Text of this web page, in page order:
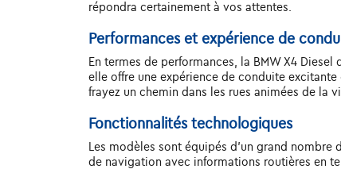
répondra certainement à vos attentes.
Performances et expérience de
En termes de performances, la BMW X4
elle offre une expérience de conduite
frayez un chemin dans les rues animées de la
Fonctionnalités technologiques
Les modèles sont équipés d'un grand
de navigation avec informations routières en